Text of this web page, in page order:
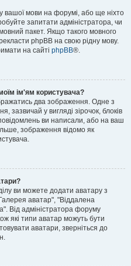
вашої мови на форумі, або ще ніхто
запитати адміністратора, чи
пакет. Якщо такого мовного
phpBB на свою рідну мову.
на сайті phpBB®.
ім'ям користувача?
два зображення. Одне з
зазвичай у вигляді зірочок, блоків
ви написали, або на ваш
зображення відомо як
ви можете додати аватару з
аватар", "Віддалена
Від адміністратора форуму
які типи аватар можуть бути
аватари, зверніться до